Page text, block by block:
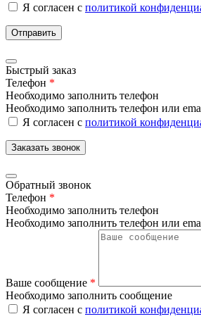
Я согласен с политикой
Отправить
Быстрый заказ
Телефон *
Необходимо заполнить телефон
Необходимо заполнить телефон или
Я согласен с политикой
Заказать звонок
Обратный звонок
Телефон *
Необходимо заполнить телефон
Необходимо заполнить телефон или
Ваше сообщение *
Необходимо заполнить сообщение
Я согласен с политикой